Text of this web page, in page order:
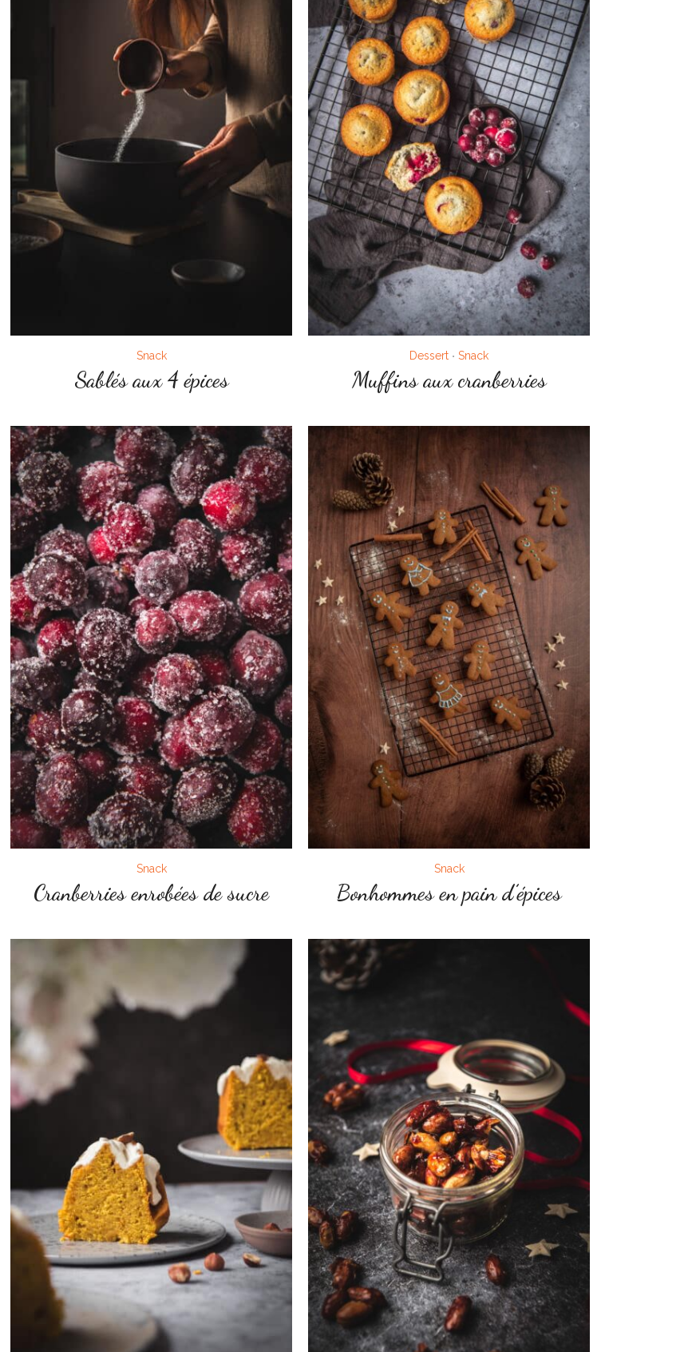
Snack
Sablés aux 4 épices
Dessert • Snack
Muffins aux cranberries
Snack
Cranberries enrobées de sucre
Snack
Bonhommes en pain d’épices